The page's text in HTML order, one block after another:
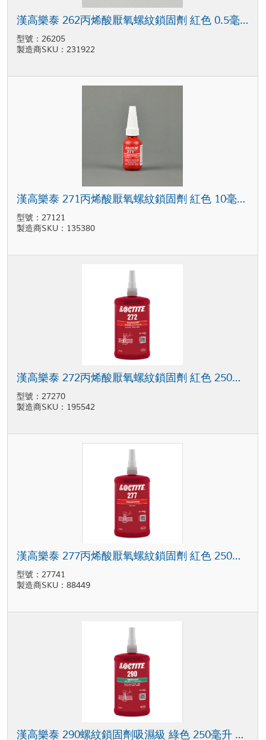
漢高樂泰 262丙烯酸厭氧螺紋鎖固劑 紅色 0.5毫升 膠囊
型號：26205
製造商SKU：231922
漢高樂泰 271丙烯酸厭氧螺紋鎖固劑 紅色 10毫升 瓶裝
型號：27121
製造商SKU：135380
漢高樂泰 272丙烯酸厭氧螺紋鎖固劑 紅色 250毫升 瓶裝
型號：27270
製造商SKU：195542
漢高樂泰 277丙烯酸厭氧螺紋鎖固劑 紅色 250毫升 瓶裝
型號：27741
製造商SKU：88449
漢高樂泰 290螺紋鎖固劑吸濕級 綠色 250毫升 瓶裝